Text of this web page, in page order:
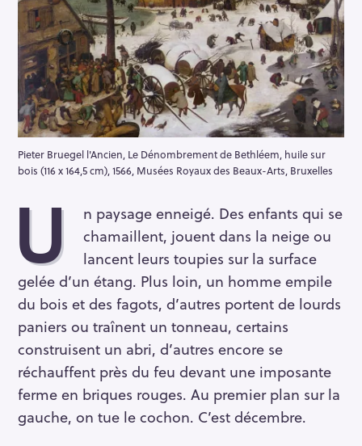
Pieter Bruegel l'Ancien, Le Dénombrement de Bethléem, huile sur
bois (116 x 164,5 cm), 1566, Musées Royaux des Beaux-Arts, Bruxelles
U
n paysage enneigé. Des enfants qui se
chamaillent, jouent dans la neige ou
lancent leurs toupies sur la surface
gelée d’un étang. Plus loin, un homme empile
du bois et des fagots, d’autres portent de lourds
paniers ou traînent un tonneau, certains
construisent un abri, d’autres encore se
réchauffent près du feu devant une imposante
ferme en briques rouges. Au premier plan sur la
gauche, on tue le cochon. C’est décembre.